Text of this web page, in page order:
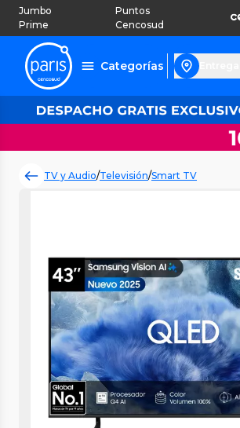
Jumbo
Prime
Puntos
Cencosud
Categorías
TV y Audio/Televisión/Smart TV